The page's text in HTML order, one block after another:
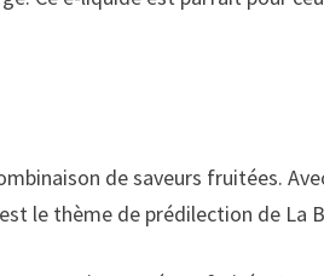
de saveurs fruitées.
le thème de prédilection de La